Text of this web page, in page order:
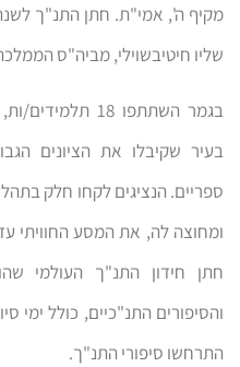
מקיף ה', אמי"ת. חתן התנ"ך
שליו חיטיבשוילי, מביה"ס
בגמר השתתפו 18
בעיר שקיבלו את הציונים
ספריים. הנציגים לקחו חלק
ומחוצה לה, את המסע החוויתי
חתן חידון התנ"ך העולמי
והסיפורים התנ"כיים, כולל ימי
התרחשו סיפורי התנ"ך.